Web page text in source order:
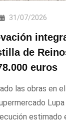
31/07/2026
de
euros
las obras en
estimado